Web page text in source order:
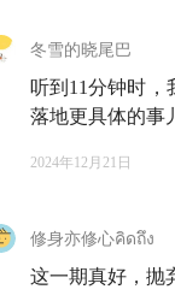
51:29
📒 猜你想看
18:42东正教的圣愚
46:51
冬雪的晓尾巴
听到11分钟时
落地更具体的事
2024年12月21日
修身亦修心คิดถึง
这一期真好，抛